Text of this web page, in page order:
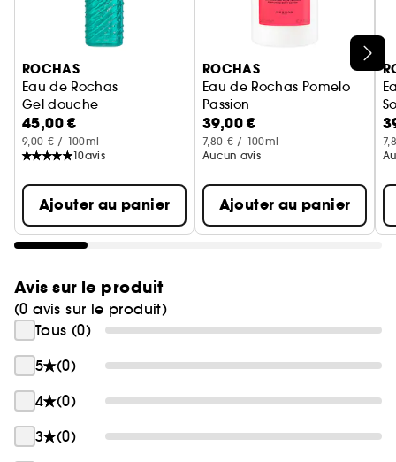
un floral citrus boisé.
Une texture confortable au plus proche de votre
peau.
Une expérience sensorielle qui évoque la
Méditerranée et ses eaux cristallines.
Made In France, cette fragrance a été créée
Ignorer le carrousel produits
ROCHAS
Eau de Rochas
Gel douche
45,00 €
9,00 € / 100ml
10avis
Ajouter au panier
ROCHAS
Eau de Rochas Pomelo
Passion
Lait parfumé pour le corps
39,00 €
7,80 € / 100ml
Aucun avis
Ajouter au panier
Avis sur le produit
(0 avis sur le produit)
Tous (0)
5
(0)
4
(0)
3
(0)